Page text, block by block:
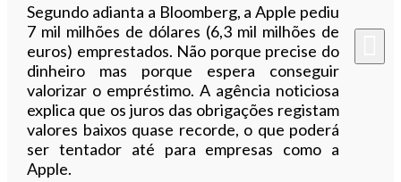
Segundo adianta a Bloomberg, a Apple pediu
7 mil milhões de dólares (6,3 mil milhões de
euros) emprestados. Não porque precise do
dinheiro mas porque espera conseguir
valorizar o empréstimo. A agência noticiosa
explica que os juros das obrigações registam
valores baixos quase recorde, o que poderá
ser tentador até para empresas como a
Apple.